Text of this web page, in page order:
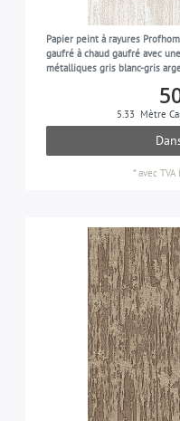
Papier peint à rayures
gaufré à chaud gaufré avec
métalliques gris blanc-gris
5.33 Mètre
*avec TVA